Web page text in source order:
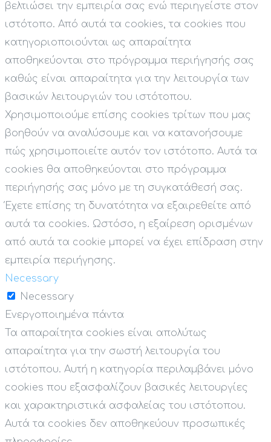
βελτιώσει την εμπειρία σας ενώ περιηγείστε στον
ιστότοπο. Από αυτά τα cookies, τα cookies που
κατηγοριοποιούνται ως απαραίτητα
αποθηκεύονται στο πρόγραμμα περιήγησής σας
καθώς είναι απαραίτητα για την λειτουργία των
βασικών λειτουργιών του ιστότοπου.
Χρησιμοποιούμε επίσης cookies τρίτων που μας
βοηθούν να αναλύσουμε και να κατανοήσουμε
πώς χρησιμοποιείτε αυτόν τον ιστότοπο. Αυτά τα
cookies θα αποθηκεύονται στο πρόγραμμα
περιήγησής σας μόνο με τη συγκατάθεσή σας.
Έχετε επίσης τη δυνατότητα να εξαιρεθείτε από
αυτά τα cookies. Ωστόσο, η εξαίρεση ορισμένων
από αυτά τα cookie μπορεί να έχει επίδραση στην
εμπειρία περιήγησης.
Necessary
Necessary
Ενεργοποιημένα πάντα
Τα απαραίτητα cookies είναι απολύτως
απαραίτητα για την σωστή λειτουργία του
ιστότοπου. Αυτή η κατηγορία περιλαμβάνει μόνο
cookies που εξασφαλίζουν βασικές λειτουργίες
και χαρακτηριστικά ασφαλείας του ιστότοπου.
Αυτά τα cookies δεν αποθηκεύουν προσωπικές